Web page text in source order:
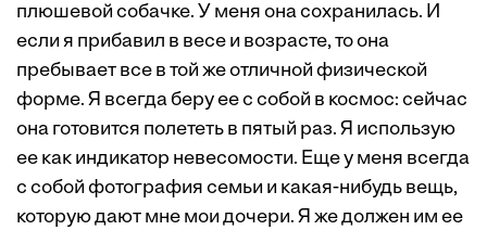
плюшевой собачке. У меня она сохранилась. И
если я прибавил в весе и возрасте, то она
пребывает все в той же отличной физической
форме. Я всегда беру ее с собой в космос: сейчас
она готовится полететь в пятый раз. Я использую
ее как индикатор невесомости. Еще у меня всегда
с собой фотография семьи и какая-нибудь вещь,
которую дают мне мои дочери. Я же должен им ее